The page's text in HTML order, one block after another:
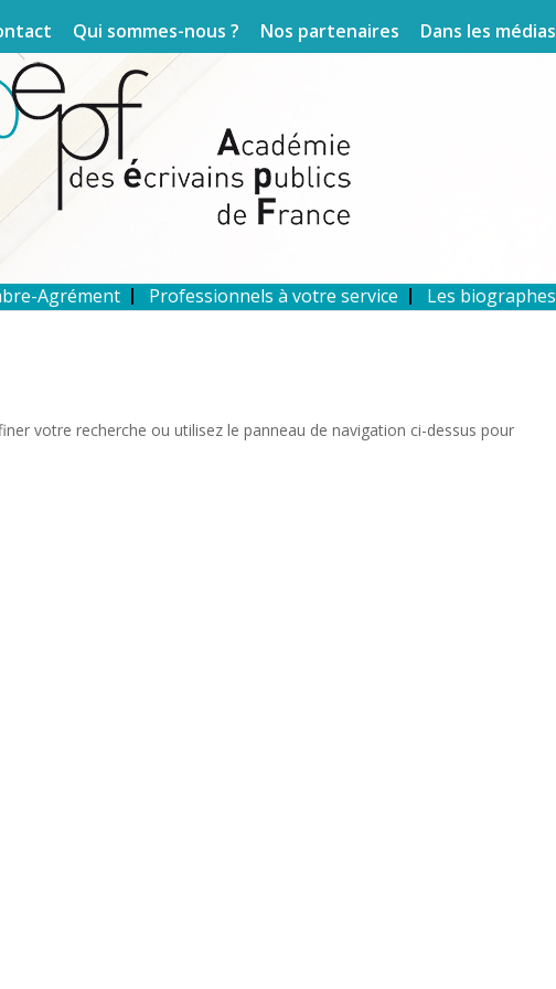
Qui sommes-nous ? Nos partenaires Dans les médias
Agrément Professionnels à votre service Les biographes
votre recherche ou utilisez le panneau de navigation ci-dessus pour